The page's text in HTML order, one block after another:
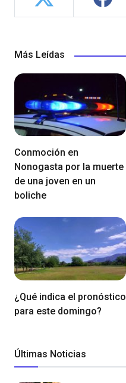
Más Leídas
Conmoción en
Nonogasta por la muerte
de una joven en un
boliche
¿Qué indica el pronóstico
para este domingo?
Últimas Noticias